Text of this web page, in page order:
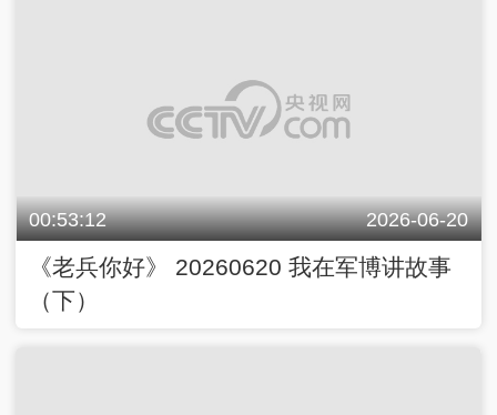
00:53:12 2026-06-20
《老兵你好》 20260620 我在军博讲故事
（下）